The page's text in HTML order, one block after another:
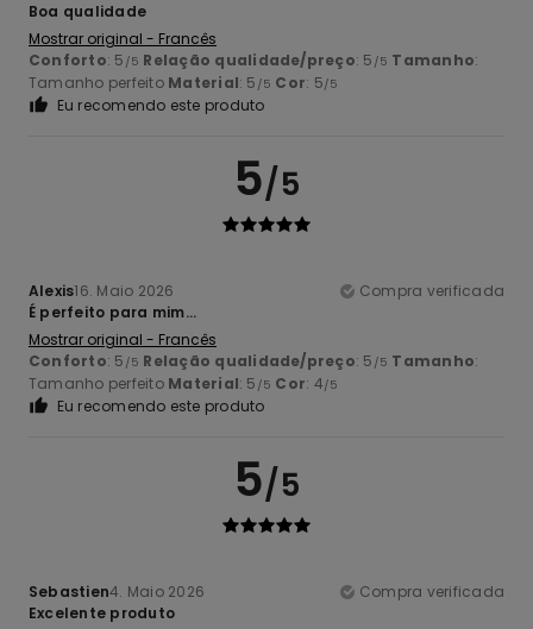
Boa qualidade
Mostrar original - Francês
Conforto: 5 /5 Relação qualidade/preço: 5 /5 Tamanho:
Tamanho perfeito Material: 5 /5 Cor: 5/5
Eu recomendo este produto
5/5
Alexis16. Maio 2026
Compra verificada
É perfeito para mim...
Mostrar original - Francês
Conforto: 5 /5 Relação qualidade/preço: 5 /5 Tamanho:
Tamanho perfeito Material: 5 /5 Cor: 4/5
Eu recomendo este produto
5/5
Sebastien4. Maio 2026
Compra verificada
Excelente produto